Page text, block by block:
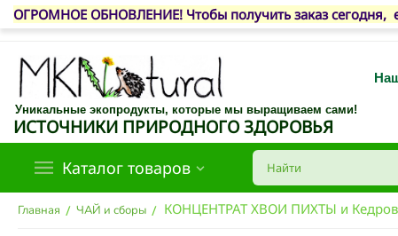
ОГРОМНОЕ ОБНОВЛЕНИЕ! Чтобы получить заказ сегодня,
Уникальные экопродукты, которые мы выращиваем сами!
ИСТОЧНИКИ ПРИРОДНОГО ЗДОРОВЬЯ
Каталог товаров
Главная / ЧАЙ и сборы / КОНЦЕНТРАТ ХВОИ ПИХТЫ и